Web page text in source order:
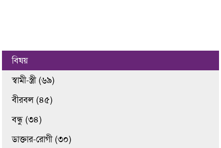
বিষয়
স্বামী-স্ত্রী (৬৯)
বীরবল (৪৫)
বন্ধু (৩৪)
ডাক্তার-রোগী (৩০)